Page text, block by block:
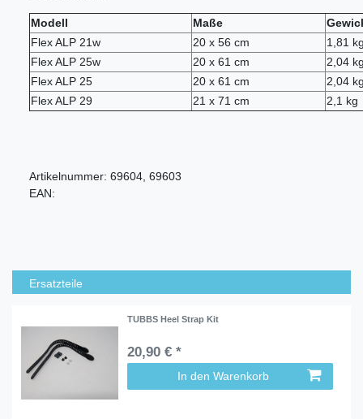
Modell Maße
Flex ALP 21w
20 x 56 cm
1,81
Flex ALP 25w
20 x 61 cm
2,04
Flex ALP 25
20 x 61 cm
2,04
Flex ALP 29
21 x 71 cm 2,1 kg
Artikelnummer: 69604, 69603
EAN:
Ersatzteile
TUBBS Heel Strap Kit
20,90 € *
In den Warenkorb